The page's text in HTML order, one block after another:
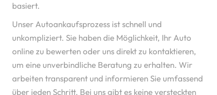
basiert.
Unser Autoankaufsprozess ist schnell und
unkompliziert. Sie haben die Möglichkeit, Ihr Auto
online zu bewerten oder uns direkt zu kontaktieren,
um eine unverbindliche Beratung zu erhalten. Wir
arbeiten transparent und informieren Sie umfassend
über jeden Schritt. Bei uns gibt es keine versteckten